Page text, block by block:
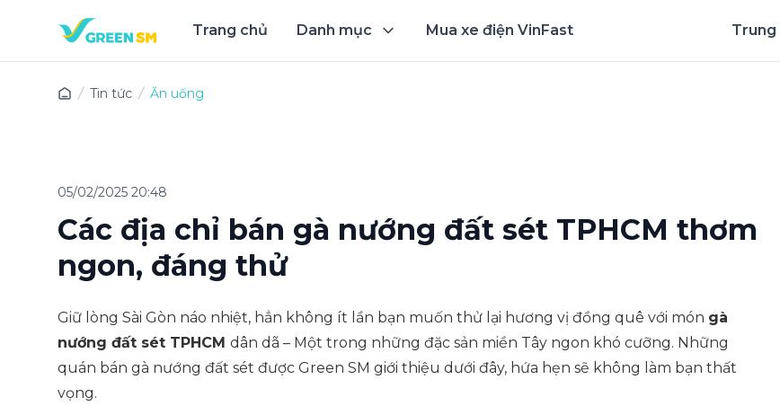
Trang chủ Danh mục Mua xe điện VinFast Trung
Tin tức Ăn uống
05/02/2025 20:48
Các địa chỉ bán gà nướng đất sét TPHCM thơm
ngon, đáng thử
Giữ lòng Sài Gòn náo nhiệt, hẳn không ít lần bạn muốn thử lại hương vị đồng quê với món gà
nướng đất sét TPHCM dân dã – Một trong những đặc sản miền Tây ngon khó cưỡng. Những
quán bán gà nướng đất sét được Green SM giới thiệu dưới đây, hứa hẹn sẽ không làm bạn thất
vọng.